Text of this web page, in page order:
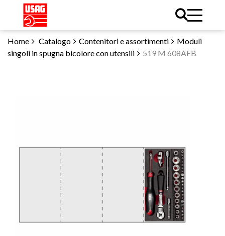
Home Catalogo Contenitori e assortimenti
Moduli
singoli in spugna bicolore con utensili
519 M 608AEB